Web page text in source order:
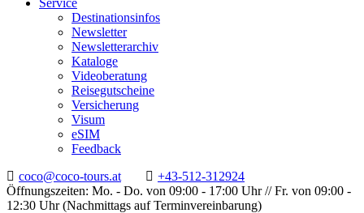
Service
Destinationsinfos
Newsletter
Newsletterarchiv
Kataloge
Videoberatung
Reisegutscheine
Versicherung
Visum
eSIM
Feedback
coco@coco-tours.at
+43-512-312924
Öffnungszeiten: Mo. - Do. von 09:00 - 17:00 Uhr // Fr. von 09:00 -
12:30 Uhr (Nachmittags auf Terminvereinbarung)